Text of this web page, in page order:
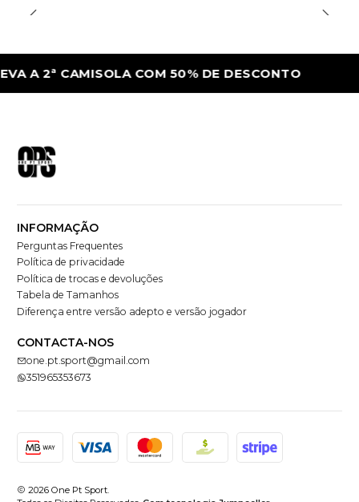
CAMISOLA COM 50% DE DESCONTO
INFORMAÇÃO
Perguntas Frequentes
Política de privacidade
Política de trocas e devoluções
Tabela de Tamanhos
Diferença entre versão adepto e versão jogador
CONTACTA-NOS
one.pt.sport@gmail.com
351965353673
2026 One Pt Sport.